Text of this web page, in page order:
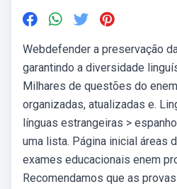
Webdefender a preservação
garantindo a diversidade
Milhares de questões do
organizadas, atualizadas e.
línguas estrangeiras >
uma lista. Página inicial áreas
exames educacionais enem
Recomendamos que as